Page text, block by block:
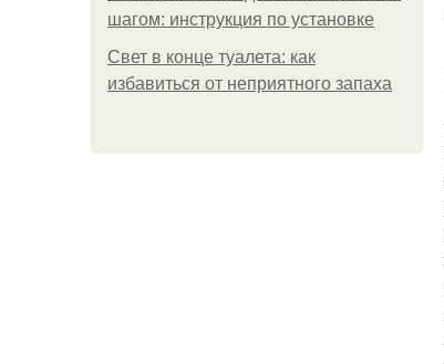
шагом: инструкция по установке
Свет в конце туалета: как
избавиться от неприятного запаха